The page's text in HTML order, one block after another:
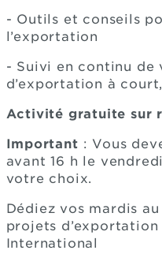
- Outils et conseils
l’exportation
- Suivi en continu de
d’exportation à
Activité gratuite sur
Important : Vous
avant 16 h le
votre choix.
Dédiez vos mardis
projets d’exportation
International